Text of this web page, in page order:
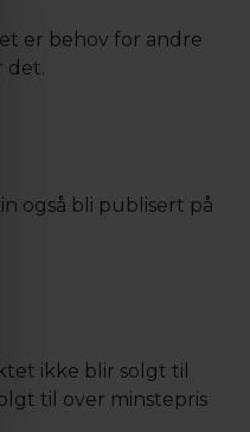
er behov for andre
det.
også bli publisert på
ikke blir solgt til
til over minstepris